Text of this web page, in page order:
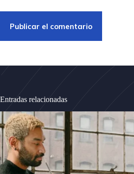
Publicar el comentario
Entradas relacionadas